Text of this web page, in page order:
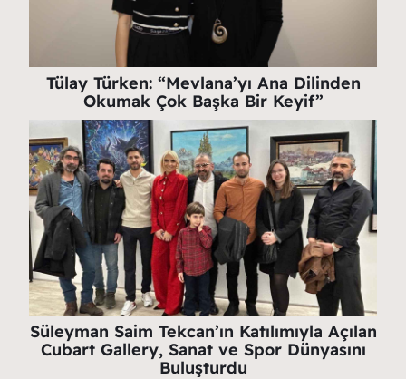
Tülay Türken: “Mevlana’yı Ana Dilinden
Okumak Çok Başka Bir Keyif”
Süleyman Saim Tekcan’ın Katılımıyla Açılan
Cubart Gallery, Sanat ve Spor Dünyasını
Buluşturdu